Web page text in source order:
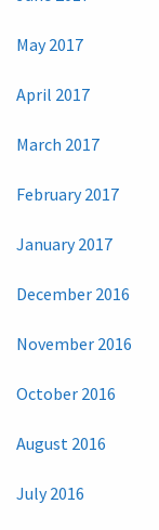
May 2017
April 2017
March 2017
February 2017
January 2017
December 2016
November 2016
October 2016
August 2016
July 2016